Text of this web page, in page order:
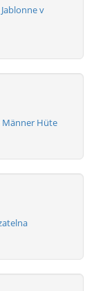
v
Männer Hüte